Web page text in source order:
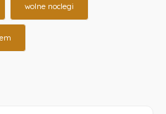
wolne noclegi